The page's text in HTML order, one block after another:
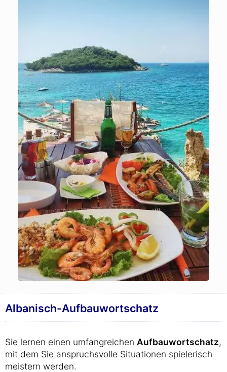
Albanisch-Aufbauwortschatz
Sie lernen einen umfangreichen Aufbauwortschatz,
mit dem Sie anspruchsvolle Situationen spielerisch
meistern werden.